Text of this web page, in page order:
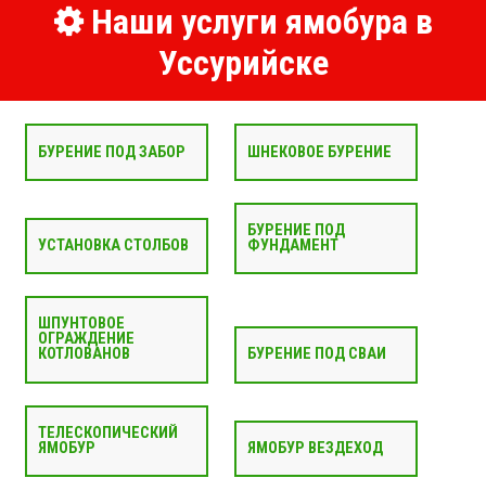
Наши услуги ямобура в
Уссурийске
БУРЕНИЕ ПОД ЗАБОР ШНЕКОВОЕ БУРЕНИЕ
УСТАНОВКА СТОЛБОВ
БУРЕНИЕ ПОД
ФУНДАМЕНТ
ШПУНТОВОЕ
ОГРАЖДЕНИЕ
КОТЛОВАНОВ
БУРЕНИЕ ПОД СВАИ
ТЕЛЕСКОПИЧЕСКИЙ
ЯМОБУР
ЯМОБУР ВЕЗДЕХОД